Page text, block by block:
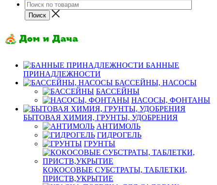
БАННЫЕ
ПРИНАДЛЕЖНОСТИ
БАССЕЙНЫ, НАСОСЫ
БАССЕЙНЫ
НАСОСЫ, ФОНТАНЫ
БЫТОВАЯ ХИМИЯ, ГРУНТЫ, УДОБРЕНИЯ
АНТИМОЛЬ
ГИДРОГЕЛЬ
ГРУНТЫ
КОКОСОВЫЕ СУБСТРАТЫ, ТАБЛЕТКИ,
ПРИСТВ,УКРЫТИЕ